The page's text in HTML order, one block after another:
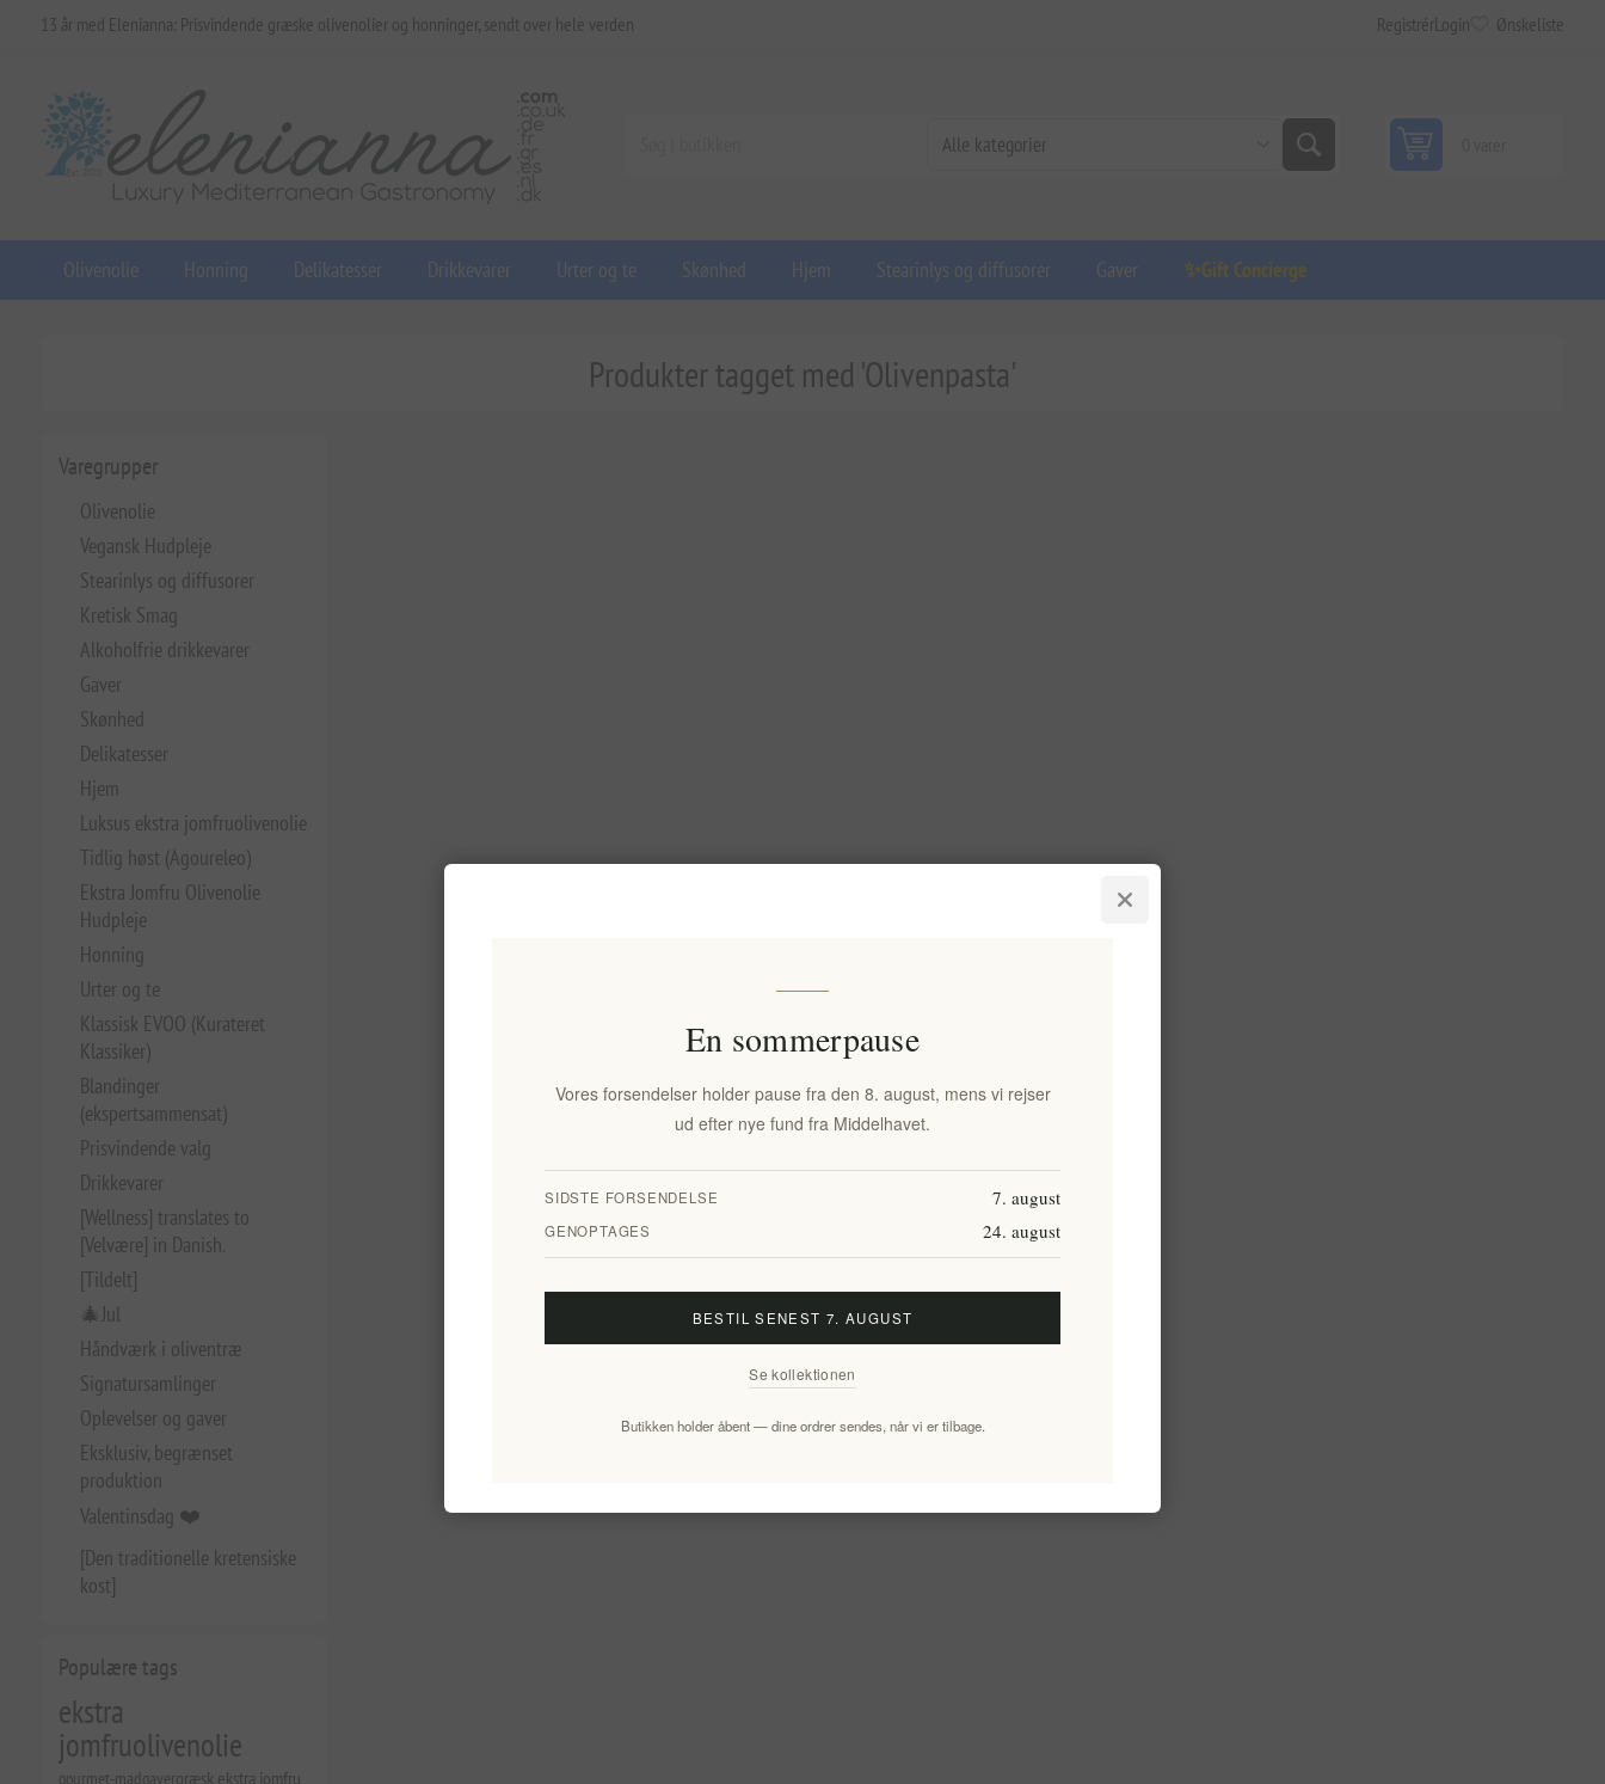
13 år med Elenianna: Prisvindende græske olivenolier og honninger, sendt over hele verden RegistrérLogin Ønskeliste
Olivenolie Honning Delikatesser Drikkevarer Urter og te Skønhed Hjem Stearinlys og diffusorer Gaver ✨Gift Concierge
Varegrupper
Olivenolie
Vegansk Hudpleje
Stearinlys og diffusorer
Kretisk Smag
Alkoholfrie drikkevarer
Gaver
Skønhed
Delikatesser
Hjem
Luksus ekstra jomfruolivenolie
Tidlig høst (Agoureleo)
Ekstra Jomfru Olivenolie
Hudpleje
Honning
Urter og te
Klassisk EVOO (Kurateret
Klassiker)
Blandinger
(ekspertsammensat)
Prisvindende valg
Drikkevarer
[Wellness] translates to
[Velvære] in Danish.
[Tildelt]
🎄Jul
Håndværk i oliventræ
Signatursamlinger
Oplevelser og gaver
Eksklusiv, begrænset
produktion
Valentinsdag ❤️
[Den traditionelle kretensiske
kost]
Populære tags
ekstra
jomfruolivenolie
gourmet-madgavergræsk ekstra jomfru
Produkter tagget med 'Olivenpasta'
En sommerpause
Vores forsendelser holder pause fra den 8. august, mens vi rejser
ud efter nye fund fra Middelhavet.
SIDSTE FORSENDELSE 7. august
GENOPTAGES 24. august
BESTIL SENEST 7. AUGUST
Se kollektionen
Butikken holder åbent — dine ordrer sendes, når vi er tilbage.